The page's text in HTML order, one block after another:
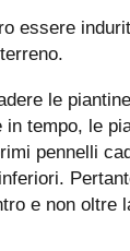
essere
le
in tempo, le
pennelli
e non oltre